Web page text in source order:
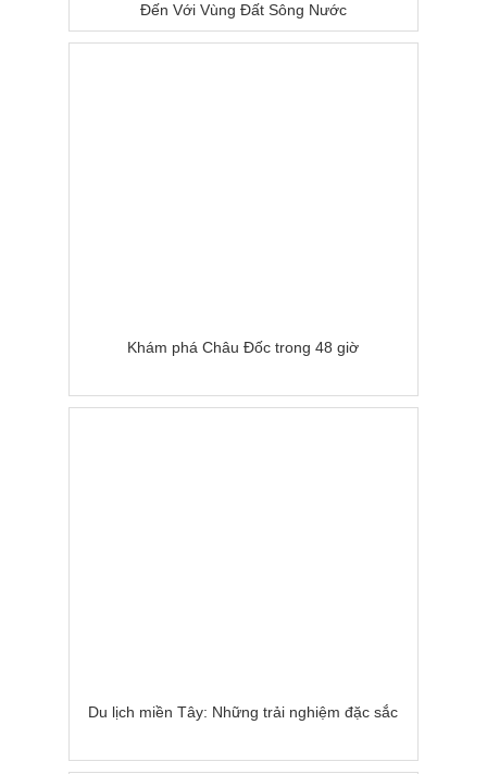
Đến Với Vùng Đất Sông Nước
Khám phá Châu Đốc trong 48 giờ
Du lịch miền Tây: Những trải nghiệm đặc sắc